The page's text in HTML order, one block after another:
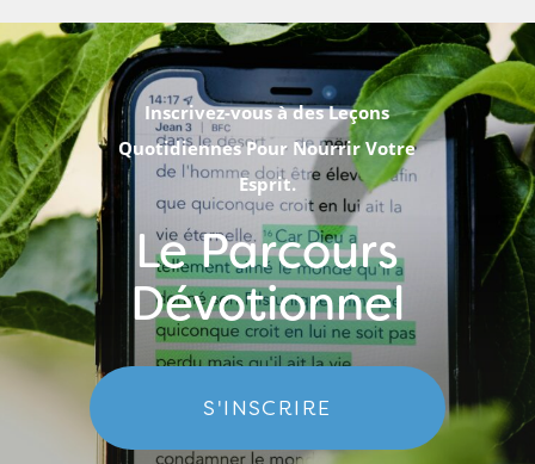
Inscrivez-vous à des Leçons
Quotidiennes Pour Nourrir Votre
Esprit.
Le Parcours
Dévotionnel
S'INSCRIRE